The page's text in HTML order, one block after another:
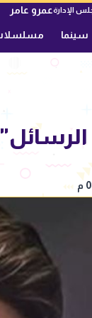
الإدارةعمرو عامر
سينما مسلسلات